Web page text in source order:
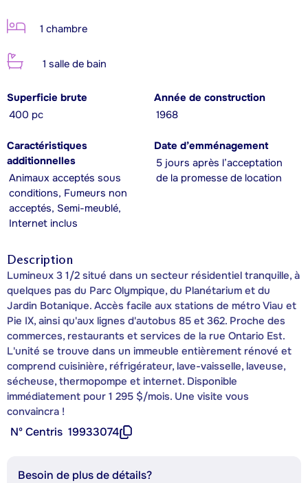
1 chambre
1 salle de bain
Superficie brute
400 pc
Année de construction
1968
Caractéristiques
additionnelles
Animaux acceptés sous
conditions, Fumeurs non
acceptés, Semi-meublé,
Internet inclus
Date d’emménagement
5 jours après l’acceptation
de la promesse de location
Description
Lumineux 3 1/2 situé dans un secteur résidentiel tranquille, à
quelques pas du Parc Olympique, du Planétarium et du
Jardin Botanique. Accès facile aux stations de métro Viau et
Pie IX, ainsi qu'aux lignes d'autobus 85 et 362. Proche des
commerces, restaurants et services de la rue Ontario Est.
L'unité se trouve dans un immeuble entièrement rénové et
comprend cuisinière, réfrigérateur, lave-vaisselle, laveuse,
sécheuse, thermopompe et internet. Disponible
immédiatement pour 1 295 $/mois. Une visite vous
convaincra !
Nº Centris 19933074
Besoin de plus de détails?